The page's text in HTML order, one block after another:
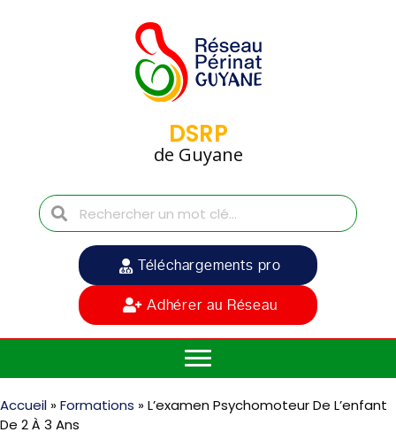
DSRP
de Guyane
Téléchargements pro
Adhérer au Réseau
Accueil »Formations »L’examen Psychomoteur De L’enfant
De 2 À 3 Ans